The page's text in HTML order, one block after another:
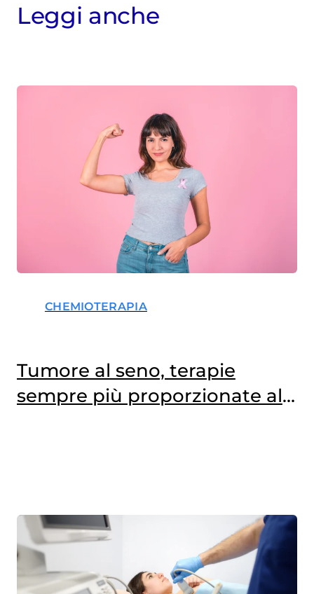
Leggi anche
CHEMIOTERAPIA
Tumore al seno, terapie
sempre più proporzionate al
la nascita dei nuovi antivirali contro il
virus dell’epatite C, la rivoluzione dei
contribuito al racconto della pandemia
Covid-19 approfondendo in particolare
l'iter che ha portato allo sviluppo dei
vaccini a mRNA. Collabora con diverse
testate nazionali.